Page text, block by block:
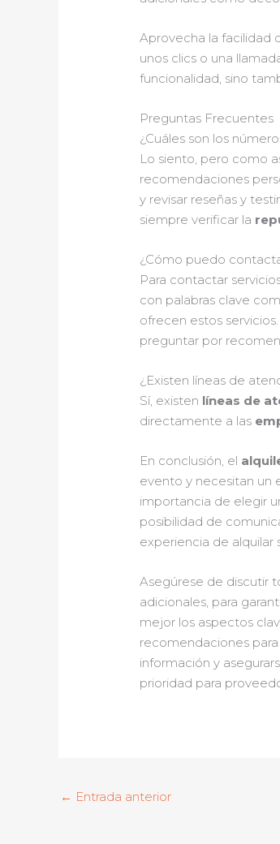
Aprovecha la facilidad
unos clics o una
funcionalidad, sino
Preguntas Frecuentes
¿Cuáles son los
Lo siento, pero como
recomendaciones
y revisar reseñas y
siempre verificar la
¿Cómo puedo
Para contactar
con palabras clave
ofrecen estos
preguntar por
¿Existen líneas de
Sí, existen líneas de
directamente a las
En conclusión, el
evento y necesitan un
importancia de elegir
posibilidad de
experiencia de
Asegúrese de discutir
adicionales, para
mejor los aspectos
recomendaciones
información y
prioridad para
← Entrada anterior